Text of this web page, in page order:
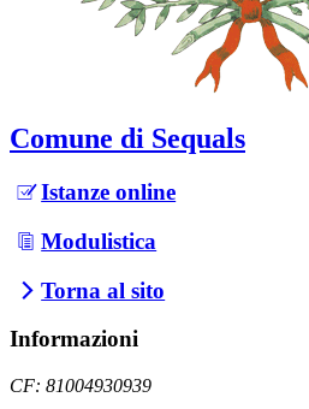
Comune di Sequals
Istanze online
Modulistica
Torna al sito
Informazioni
CF: 81004930939